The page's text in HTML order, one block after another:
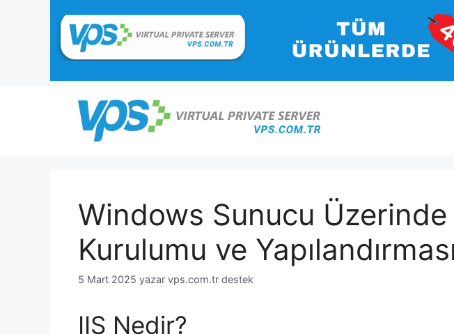
Windows Sunucu Üzerinde
Kurulumu ve Yapılandırması
5 Mart 2025 yazar vps.com.tr destek
IIS Nedir?